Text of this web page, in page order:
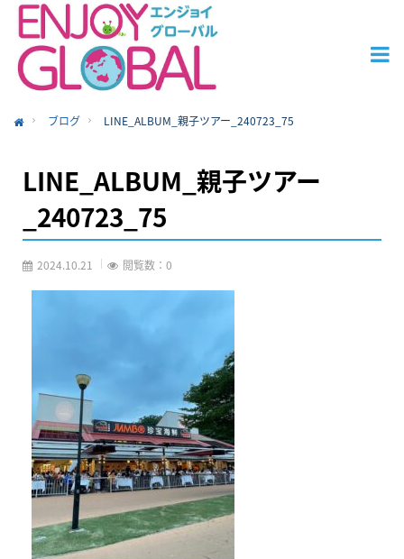
ブログ LINE_ALBUM_親子ツアー_240723_75
LINE_ALBUM_親子ツアー
_240723_75
2024.10.21 閲覧数：0